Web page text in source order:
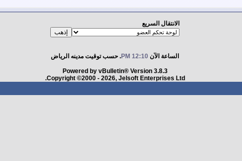
الانتقال السريع
الساعة الآن 12:10 PM . حسب توقيت مدينه الرياض
Powered by vBulletin® Version 3.8.3
Copyright ©2000 - 2026, Jelsoft Enterprises Ltd.